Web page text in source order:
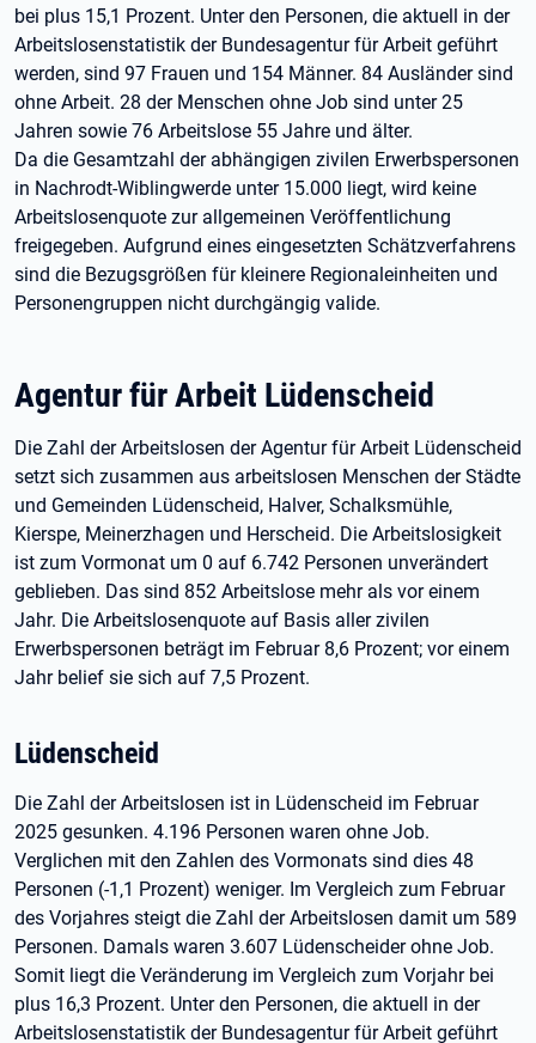
bei plus 15,1 Prozent. Unter den Personen, die aktuell in der
Arbeitslosenstatistik der Bundesagentur für Arbeit geführt
werden, sind 97 Frauen und 154 Männer. 84 Ausländer sind
ohne Arbeit. 28 der Menschen ohne Job sind unter 25
Jahren sowie 76 Arbeitslose 55 Jahre und älter.
Da die Gesamtzahl der abhängigen zivilen Erwerbspersonen
in Nachrodt-Wiblingwerde unter 15.000 liegt, wird keine
Arbeitslosenquote zur allgemeinen Veröffentlichung
freigegeben. Aufgrund eines eingesetzten Schätzverfahrens
sind die Bezugsgrößen für kleinere Regionaleinheiten und
Personengruppen nicht durchgängig valide.
Agentur für Arbeit Lüdenscheid
Die Zahl der Arbeitslosen der Agentur für Arbeit Lüdenscheid
setzt sich zusammen aus arbeitslosen Menschen der Städte
und Gemeinden Lüdenscheid, Halver, Schalksmühle,
Kierspe, Meinerzhagen und Herscheid. Die Arbeitslosigkeit
ist zum Vormonat um 0 auf 6.742 Personen unverändert
geblieben. Das sind 852 Arbeitslose mehr als vor einem
Jahr. Die Arbeitslosenquote auf Basis aller zivilen
Erwerbspersonen beträgt im Februar 8,6 Prozent; vor einem
Jahr belief sie sich auf 7,5 Prozent.
Lüdenscheid
Die Zahl der Arbeitslosen ist in Lüdenscheid im Februar
2025 gesunken. 4.196 Personen waren ohne Job.
Verglichen mit den Zahlen des Vormonats sind dies 48
Personen (-1,1 Prozent) weniger. Im Vergleich zum Februar
des Vorjahres steigt die Zahl der Arbeitslosen damit um 589
Personen. Damals waren 3.607 Lüdenscheider ohne Job.
Somit liegt die Veränderung im Vergleich zum Vorjahr bei
plus 16,3 Prozent. Unter den Personen, die aktuell in der
Arbeitslosenstatistik der Bundesagentur für Arbeit geführt